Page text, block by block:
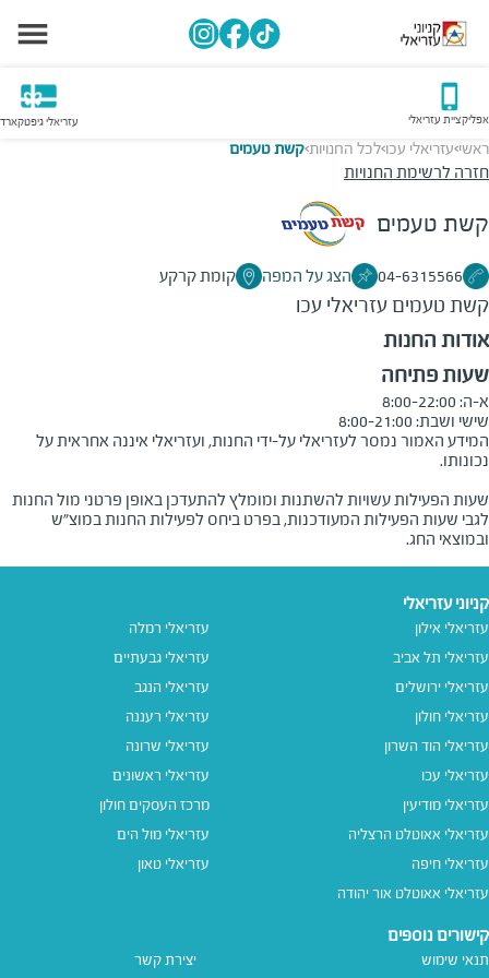
אפליקציית עזריאלי עזריאלי גיפטקארד
ראשי>עזריאלי עכו>לכל החנויות>קשת טעמים
חזרה לרשימת החנויות
קשת טעמים
04-6315566 הצג על המפה קומת קרקע
קשת טעמים עזריאלי עכו
אודות החנות
שעות פתיחה
שישי ושבת: 8:00-21:00
המידע האמור נמסר לעזריאלי על-ידי החנות, ועזריאלי איננה אחראית על
שעות הפעילות עשויות להשתנות ומומלץ להתעדכן באופן פרטני מול החנות
לגבי שעות הפעילות המעודכנות, בפרט ביחס לפעילות החנות במוצ"ש
ובמוצאי החג.
קניוני עזריאלי
עזריאלי אילון
עזריאלי תל אביב
עזריאלי ירושלים
עזריאלי חולון
עזריאלי הוד השרון
עזריאלי עכו
עזריאלי מודיעין
עזריאלי אאוטלט הרצליה
עזריאלי חיפה
עזריאלי אאוטלט אור יהודה
עזריאלי רמלה
עזריאלי גבעתיים
עזריאלי הנגב
עזריאלי רעננה
עזריאלי שרונה
עזריאלי ראשונים
מרכז העסקים חולון
עזריאלי מול הים
עזריאלי טאון
קישורים נוספים
תנאי שימוש יצירת קשר